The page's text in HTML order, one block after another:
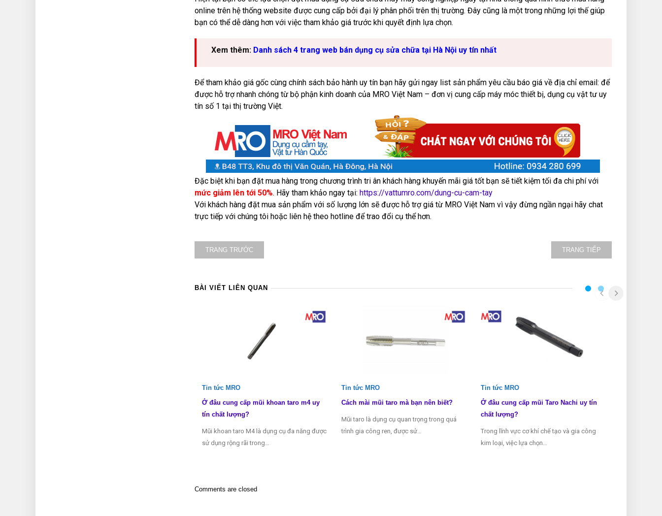
online trên hệ thống website được cung cấp bởi đại lý phân phối trên thị trường. Đây cũng là một trong những lợi thế giúp
bạn có thể dễ dàng hơn với việc tham khảo giá trước khi quyết định lựa chọn.
Xem thêm: Danh sách 4 trang web bán dụng cụ sửa chữa tại Hà Nội uy tín nhất
Để tham khảo giá gốc cùng chính sách bảo hành uy tín bạn hãy gửi ngay list sản phẩm yêu cầu báo giá về địa chỉ email: để
được hỗ trợ nhanh chóng từ bộ phận kinh doanh của MRO Việt Nam – đơn vị cung cấp máy móc thiết bị, dụng cụ vật tư uy
tín số 1 tại thị trường Việt.
Đặc biệt khi bạn đặt mua hàng trong chương trình tri ân khách hàng khuyến mãi giá tốt bạn sẽ tiết kiệm tối đa chi phí với
mức giảm lên tới 50%. Hãy tham khảo ngay tại: https://vattumro.com/dung-cu-cam-tay
Với khách hàng đặt mua sản phẩm với số lượng lớn sẽ được hỗ trợ giá từ MRO Việt Nam vì vậy đừng ngần ngại hãy chat
trực tiếp với chúng tôi hoặc liên hệ theo hotline để trao đổi cụ thể hơn.
TRANG TRƯỚC TRANG TIẾP
BÀI VIẾT LIÊN QUAN
Tin tức MRO
Ở đâu cung cấp mũi khoan taro m4 uy
tín chất lượng?
Mũi khoan taro M4 là dụng cụ đa năng được
sử dụng rộng rãi trong…
Tin tức MRO
Cách mài mũi taro mà bạn nên biết?
Mũi taro là dụng cụ quan trọng trong quá
trình gia công ren, được sử…
Tin tức MRO
Ở đâu cung cấp mũi Taro Nachi uy tín
chất lượng?
Trong lĩnh vực cơ khí chế tạo và gia công
kim loại, việc lựa chọn…
Comments are closed